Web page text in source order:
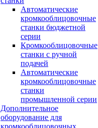
Автоматические
кромкооблицовочные
станки бюджетной
серии
Кромкооблицовочные
станки с ручной
подачей
Автоматические
кромкооблицовочные
станки
промышленной серии
Дополнительное
оборудование для
кромкооблицовочных